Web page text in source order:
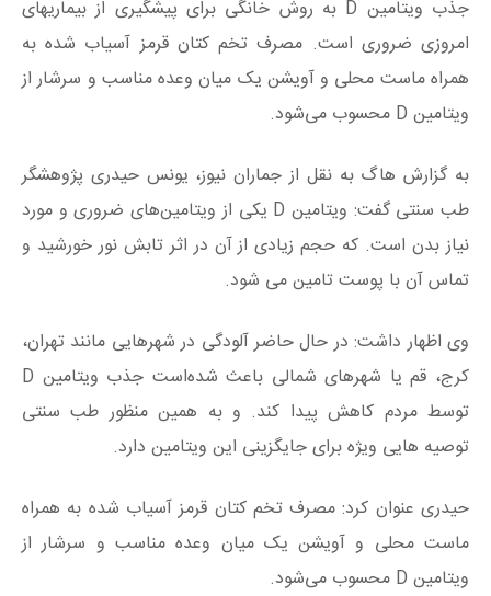
جذب ویتامین D به روش خانگی برای پیشگیری از بیماریهای
امروزی ضروری است. مصرف تخم کتان قرمز آسیاب شده به
همراه ماست محلی و آویشن یک میان وعده مناسب و سرشار از
ویتامین D محسوب می‌شود.
به گزارش هاگ به نقل از جماران نیوز، یونس حیدری پژوهشگر
طب سنتی گفت: ویتامین D یکی از ویتامین‌های ضروری و مورد
نیاز بدن است. که حجم زیادی از آن در اثر تابش نور خورشید و
تماس آن با پوست تامین می شود.
وی اظهار داشت: در حال حاضر آلودگی در شهرهایی مانند تهران،
کرج، قم یا شهرهای شمالی باعث شده‌است جذب ویتامین D
توسط مردم کاهش پیدا کند. و به همین منظور طب سنتی
توصیه هایی ویژه برای جایگزینی این ویتامین دارد.
حیدری عنوان کرد: مصرف تخم کتان قرمز آسیاب شده به همراه
ماست محلی و آویشن یک میان وعده مناسب و سرشار از
ویتامین D محسوب می‌شود.